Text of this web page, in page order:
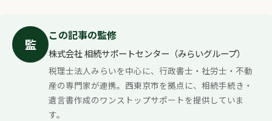
監
この記事の監修
株式会社 相続サポートセンター（みらいグループ）
税理士法人みらいを中心に、行政書士・社労士・不動
産の専門家が連携。西東京市を拠点に、相続手続き・
遺言書作成のワンストップサポートを提供していま
す。